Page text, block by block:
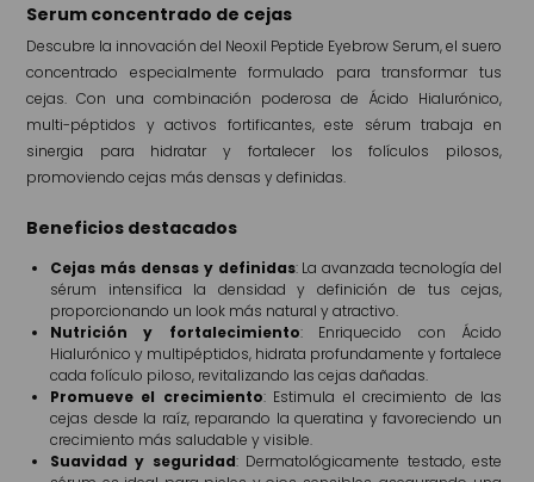
Serum concentrado de cejas
Descubre la innovación del Neoxil Peptide Eyebrow Serum, el suero
concentrado especialmente formulado para transformar tus
cejas. Con una combinación poderosa de Ácido Hialurónico,
multi-péptidos y activos fortificantes, este sérum trabaja en
sinergia para hidratar y fortalecer los folículos pilosos,
promoviendo cejas más densas y definidas.
Beneficios destacados
Cejas más densas y definidas: La avanzada tecnología del
sérum intensifica la densidad y definición de tus cejas,
proporcionando un look más natural y atractivo.
Nutrición y fortalecimiento: Enriquecido con Ácido
Hialurónico y multipéptidos, hidrata profundamente y fortalece
cada folículo piloso, revitalizando las cejas dañadas.
Promueve el crecimiento: Estimula el crecimiento de las
cejas desde la raíz, reparando la queratina y favoreciendo un
crecimiento más saludable y visible.
Suavidad y seguridad: Dermatológicamente testado, este